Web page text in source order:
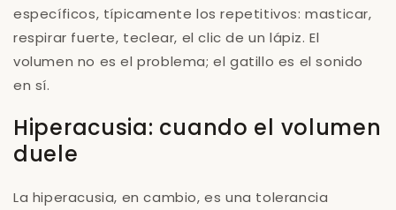
específicos, típicamente los repetitivos: masticar,
respirar fuerte, teclear, el clic de un lápiz. El
volumen no es el problema; el gatillo es el sonido
en sí.
Hiperacusia: cuando el volumen
duele
La hiperacusia, en cambio, es una tolerancia